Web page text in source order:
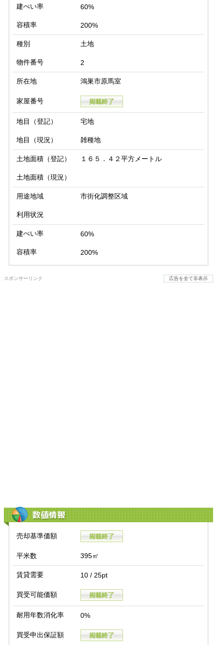
建ぺい率 60%
容積率 200%
種別 土地
物件番号 2
所在地 鴻巣市原馬室
家屋番号
地目（登記） 宅地
地目（現況） 雑種地
土地面積（登記） １６５．４２平方メートル
土地面積（現況）
用途地域 市街化調整区域
利用状況
建ぺい率 60%
容積率 200%
スポンサーリンク 広告を全て非表示
数値情報
売却基準価額
平米数 395㎡
賃貸需要 10 / 25pt
買受可能価額
耐用年数消化率 0%
買受申出保証額